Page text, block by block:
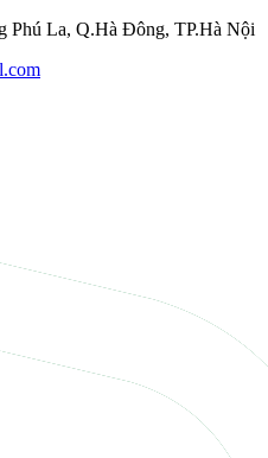
Phú La, Q.Hà Đông, TP.Hà Nội